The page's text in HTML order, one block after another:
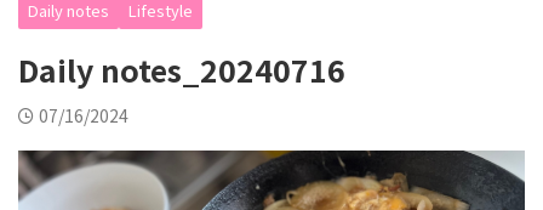
Daily notes
Lifestyle
Daily notes_20240716
07/16/2024